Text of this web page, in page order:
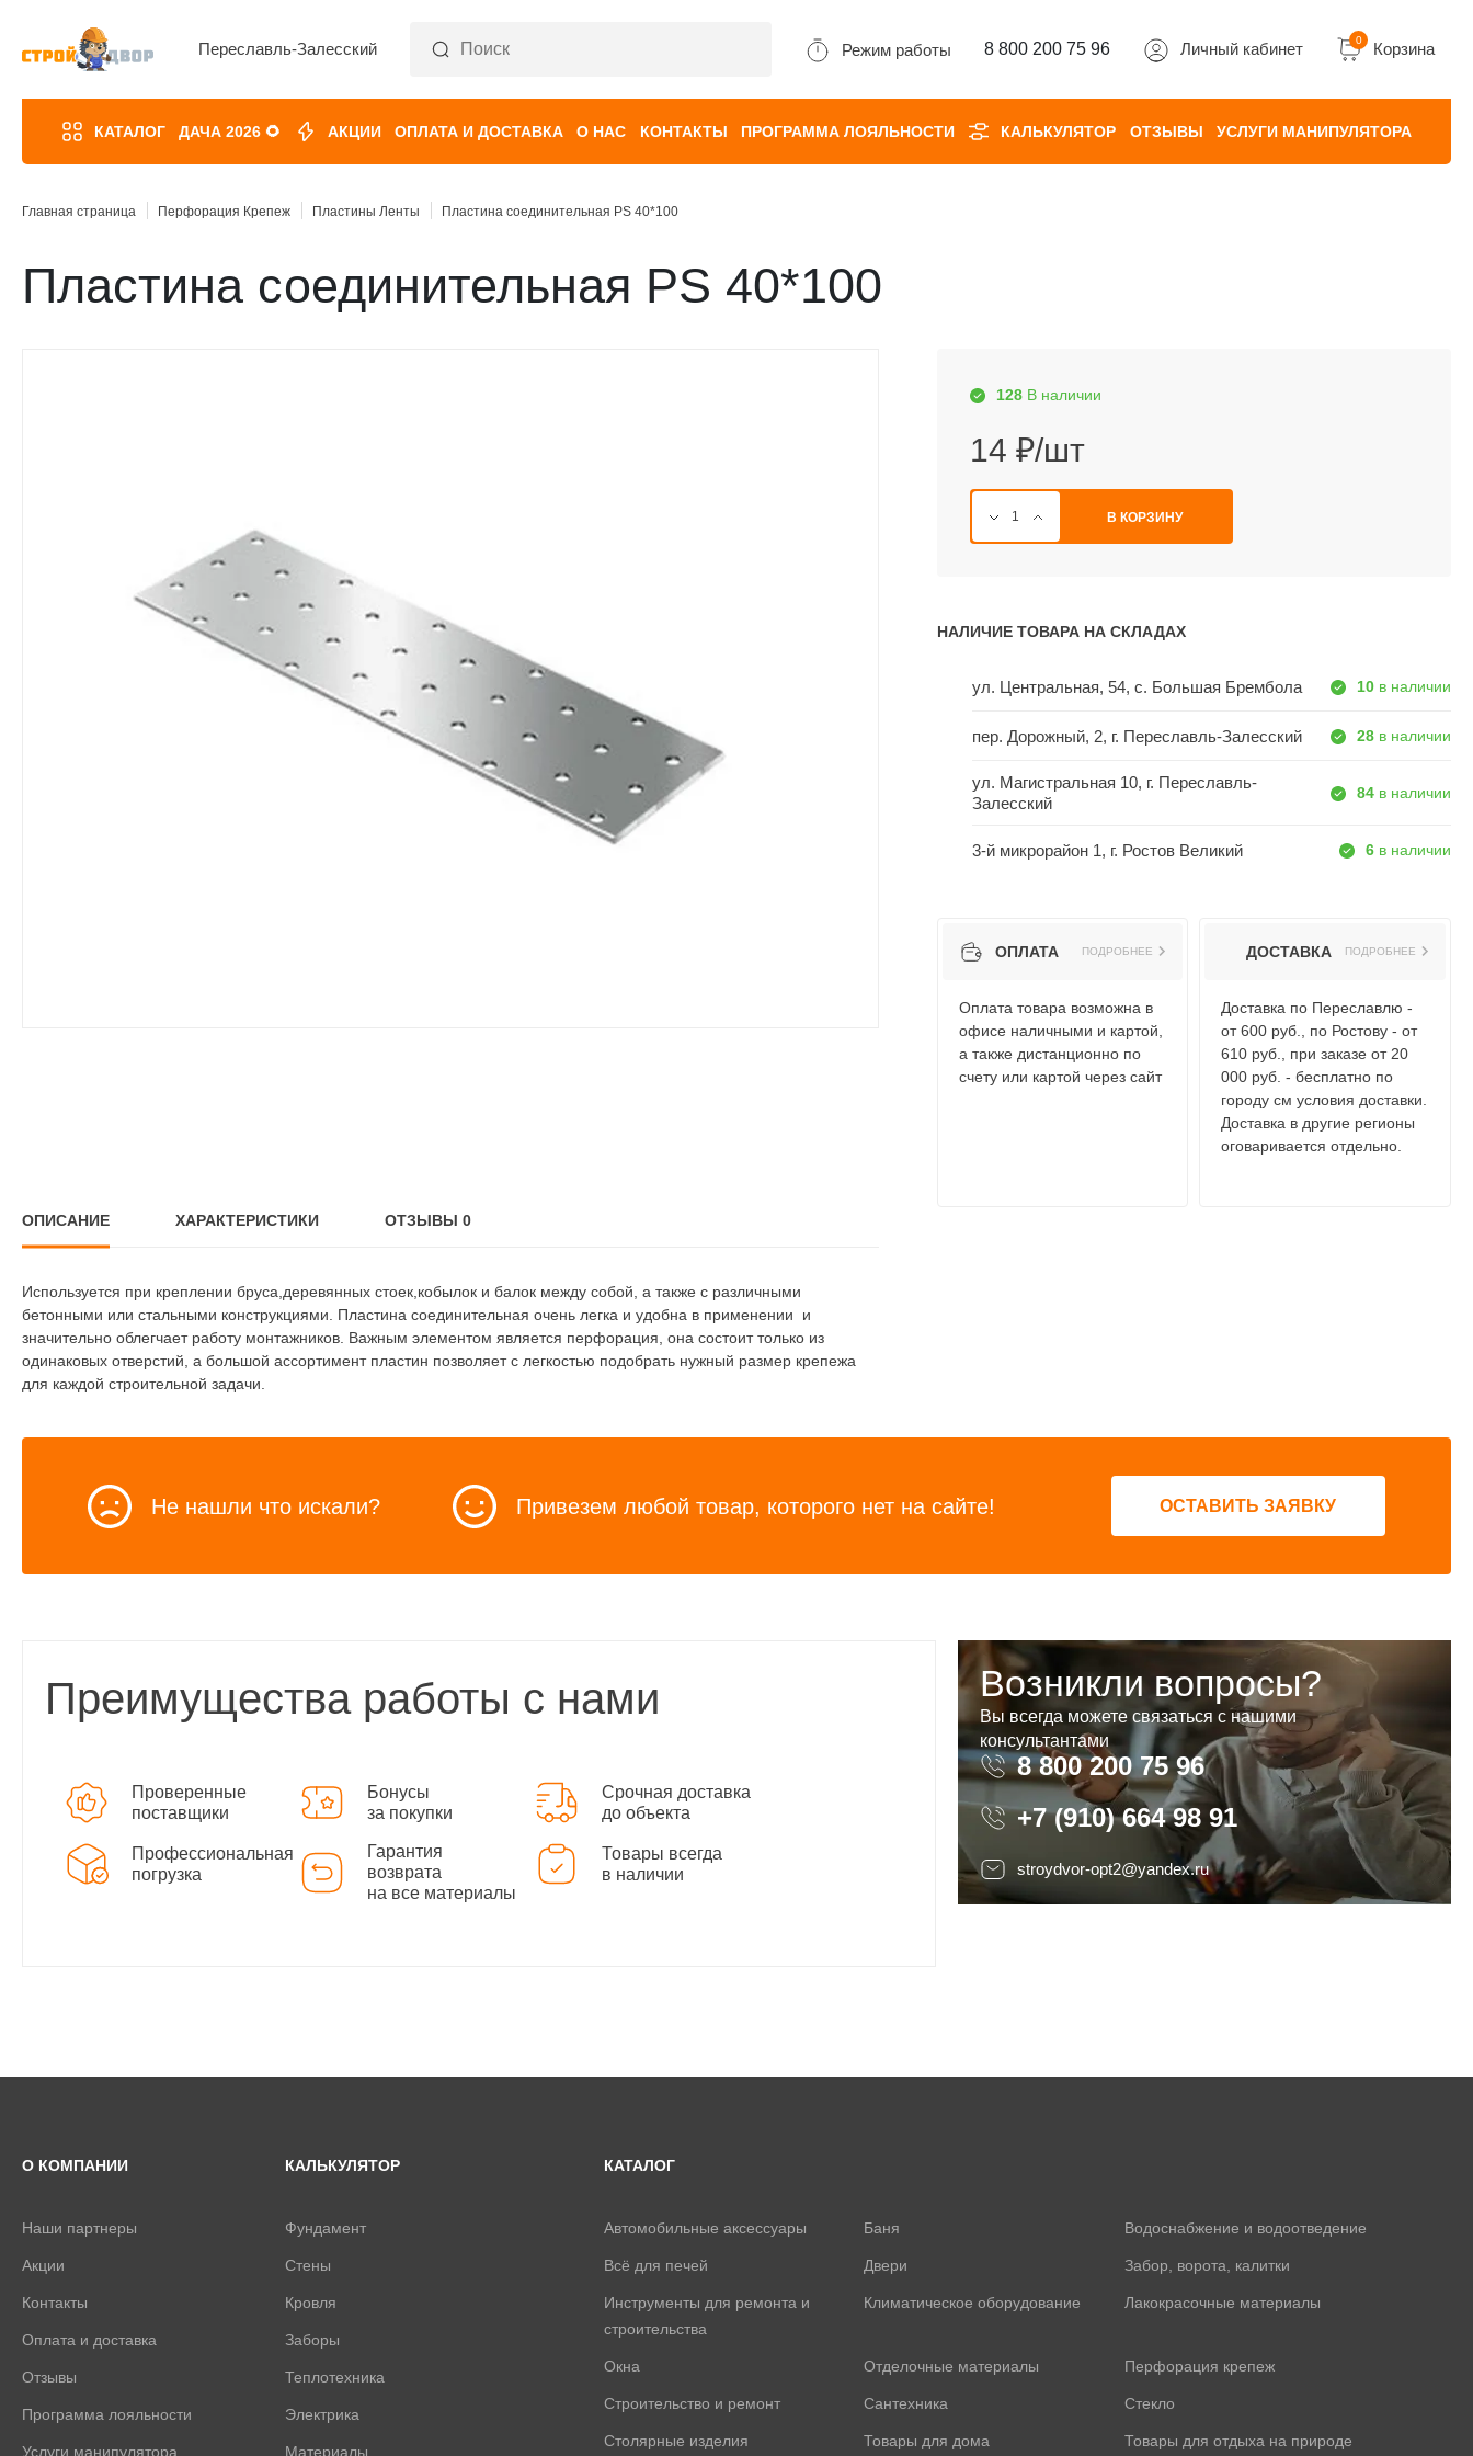
Переславль-Залесский Режим работы 8 800 200 75 96 Личный кабинет 0 Корзина
КАТАЛОГ ДАЧА 2026 🌻 АКЦИИ ОПЛАТА И ДОСТАВКА О НАС КОНТАКТЫ ПРОГРАММА ЛОЯЛЬНОСТИ КАЛЬКУЛЯТОР ОТЗЫВЫ УСЛУГИ МАНИПУЛЯТОРА
Главная страница Перфорация Крепеж Пластины Ленты Пластина соединительная PS 40*100
Пластина соединительная PS 40*100
128 В наличии
14 ₽/шт
В КОРЗИНУ
НАЛИЧИЕ ТОВАРА НА СКЛАДАХ
ул. Центральная, 54, c. Большая Брембола 10 в наличии
пер. Дорожный, 2, г. Переславль-Залесский 28 в наличии
ул. Магистральная 10, г. Переславль-
Залесский
84 в наличии
3-й микрорайон 1, г. Ростов Великий 6 в наличии
ОПЛАТА ПОДРОБНЕЕ
Оплата товара возможна в
офисе наличными и картой,
а также дистанционно по
счету или картой через сайт
ДОСТАВКА ПОДРОБНЕЕ
Доставка по Переславлю -
от 600 руб., по Ростову - от
610 руб., при заказе от 20
000 руб. - бесплатно по
городу см условия доставки.
Доставка в другие регионы
оговаривается отдельно.
ОПИСАНИЕ ХАРАКТЕРИСТИКИ ОТЗЫВЫ 0
Используется при креплении бруса,деревянных стоек,кобылок и балок между собой, а также с различными
бетонными или стальными конструкциями. Пластина соединительная очень легка и удобна в применении и
значительно облегчает работу монтажников. Важным элементом является перфорация, она состоит только из
одинаковых отверстий, а большой ассортимент пластин позволяет с легкостью подобрать нужный размер крепежа
для каждой строительной задачи.
Не нашли что искали? Привезем любой товар, которого нет на сайте! ОСТАВИТЬ ЗАЯВКУ
Преимущества работы с нами
Проверенные
поставщики
Бонусы
за покупки
Срочная доставка
до объекта
Профессиональная
погрузка
Гарантия
возврата
на все материалы
Товары всегда
в наличии
Возникли вопросы?
Вы всегда можете связаться с нашими
консультантами
8 800 200 75 96 8 800 200 75 96
+7 (910) 664 98 91
stroydvor-opt2@yandex.ru
О КОМПАНИИ
Наши партнеры
Акции
Контакты
Оплата и доставка
Отзывы
Программа лояльности
Услуги манипулятора
КАЛЬКУЛЯТОР
Фундамент
Стены
Кровля
Заборы
Теплотехника
Электрика
Материалы
КАТАЛОГ
Автомобильные аксессуары Баня Водоснабжение и водоотведение
Всё для печей Двери Забор, ворота, калитки
Инструменты для ремонта и
строительства
Климатическое оборудование Лакокрасочные материалы
Окна Отделочные материалы Перфорация крепеж
Строительство и ремонт Сантехника Стекло
Столярные изделия Товары для дома Товары для отдыха на природе